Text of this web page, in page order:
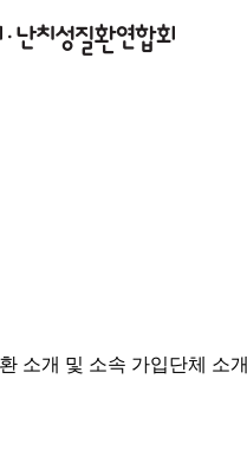
소개 및 소속 가입단체 소개